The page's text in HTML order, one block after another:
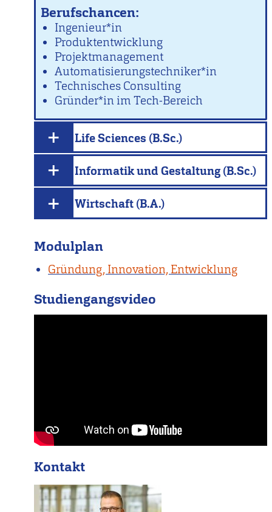
Berufschancen:
Ingenieur*in
Produktentwicklung
Projektmanagement
Automatisierungstechniker*in
Technisches Consulting
Gründer*in im Tech-Bereich
Life Sciences (B.Sc.)
Informatik und Gestaltung (B.Sc.)
Wirtschaft (B.A.)
Modulplan
Gründung, Innovation, Entwicklung
Studiengangsvideo
Kontakt